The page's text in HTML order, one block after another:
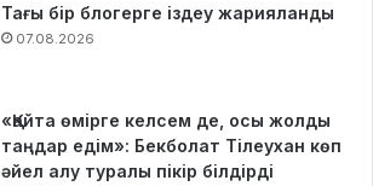
Тағы бір блогерге іздеу жарияланды
07.08.2026
«Қайта өмірге келсем де, осы жолды
таңдар едім»: Бекболат Тілеухан көп
әйел алу туралы пікір білдірді